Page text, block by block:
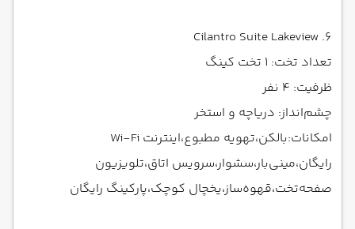
6. Cilantro Suite Lakeview
تعداد تخت: ۱ تخت کینگ
ظرفیت: ۴ نفر
چشم‌انداز: دریاچه و استخر
امکانات:بالکن،تهویه مطبوع،اینترنت Wi-Fi
رایگان،مینی‌بار،سشوار،سرویس اتاق،تلویزیون
صفحه‌تخت،قهوه‌ساز،یخچال کوچک،پارکینگ رایگان